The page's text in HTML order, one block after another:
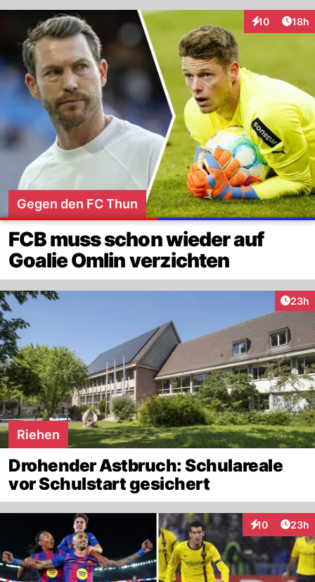
10
Interaktionen
18h
Gegen den FC Thun
FCB muss schon wieder auf
Goalie Omlin verzichten
23h
Riehen
Drohender Astbruch: Schulareale
vor Schulstart gesichert
10
Interaktionen
23h